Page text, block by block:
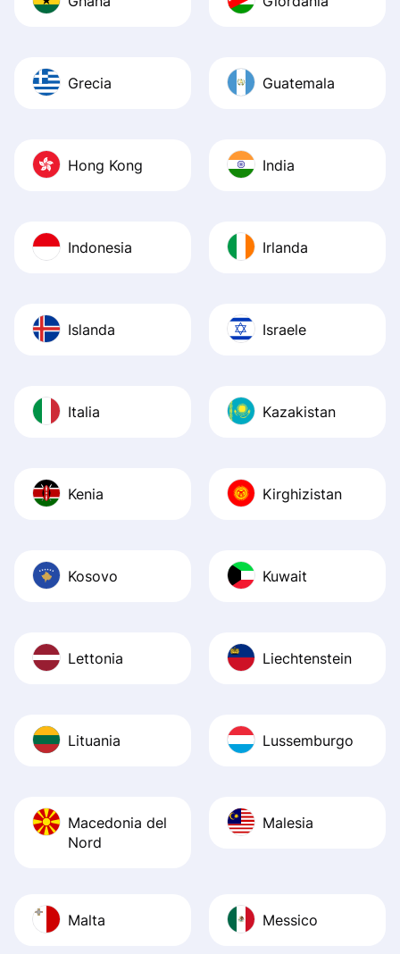
Grecia Guatemala
Hong Kong India
Indonesia Irlanda
Islanda Israele
Italia Kazakistan
Kenia Kirghizistan
Kosovo Kuwait
Lettonia Liechtenstein
Lituania Lussemburgo
Macedonia del
Nord
Malesia
Malta Messico